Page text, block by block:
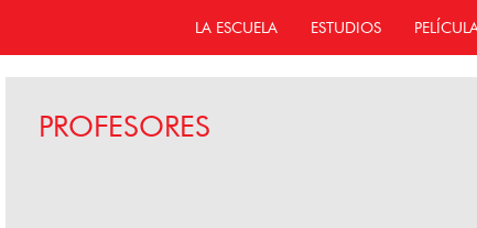
LA ESCUELA ESTUDIOS
PROFESORES